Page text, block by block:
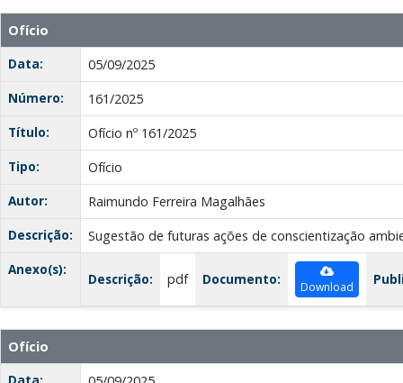
Ofício
Data:
05/09/2025
Número:
161/2025
Título:
Ofício nº 161/2025
Tipo:
Ofício
Autor:
Raimundo Ferreira Magalhães
Descrição:
Sugestão de futuras ações de conscientização
Anexo(s):
Descrição: pdf Documento: Download
Ofício